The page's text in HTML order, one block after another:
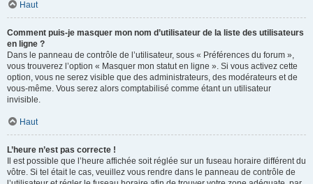
Haut
Comment puis-je masquer mon nom d’utilisateur de la liste des utilisateurs
en ligne ?
Dans le panneau de contrôle de l’utilisateur, sous « Préférences du forum »,
vous trouverez l’option « Masquer mon statut en ligne ». Si vous activez cette
option, vous ne serez visible que des administrateurs, des modérateurs et de
vous-même. Vous serez alors comptabilisé comme étant un utilisateur
invisible.
Haut
L’heure n’est pas correcte !
Il est possible que l’heure affichée soit réglée sur un fuseau horaire différent du
vôtre. Si tel était le cas, veuillez vous rendre dans le panneau de contrôle de